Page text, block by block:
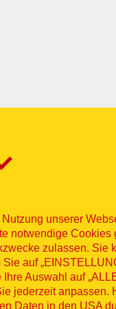
unserer
notwendige Cookies
zulassen. Sie
auf
Auswahl auf
jederzeit anpassen.
Daten in den USA
Impressum
Widerruf